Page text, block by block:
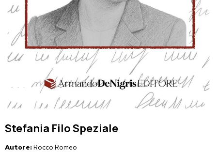
Stefania Filo Speziale
Autore:Rocco Romeo